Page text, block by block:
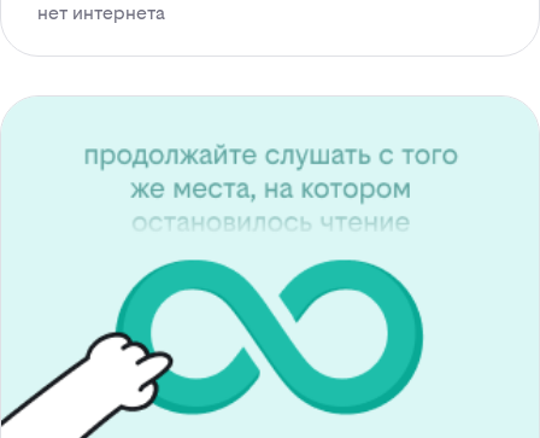
нет интернета